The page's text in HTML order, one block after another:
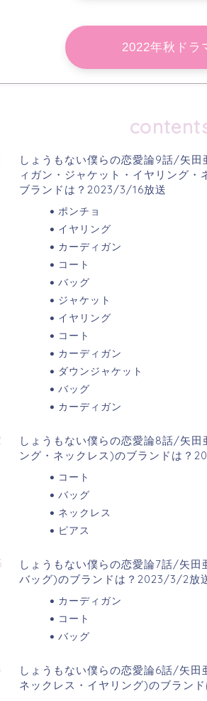
2022年秋ドラ
しょうもない僕らの恋愛論9話/矢
ィガン・ジャケット・イヤリング
ブランドは？2023/3/16放送
ポンチョ
イヤリング
カーディガン
コート
バッグ
ジャケット
イヤリング
コート
カーディガン
ダウンジャケット
バッグ
カーディガン
しょうもない僕らの恋愛論8話/矢
ング・ネックレス)のブランドは？
コート
バッグ
ネックレス
ピアス
しょうもない僕らの恋愛論7話/矢田
バッグ)のブランドは？2023/3/2放
カーディガン
コート
バッグ
しょうもない僕らの恋愛論6話/矢田
ネックレス・イヤリング)のブラン